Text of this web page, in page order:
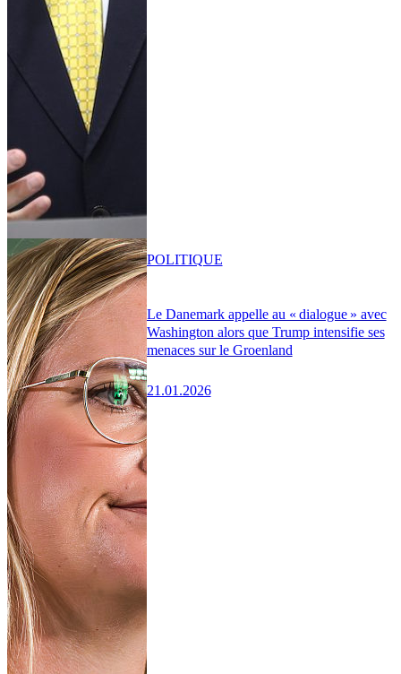
Le Danemark appelle au « dialogue » avec
Washington alors que Trump intensifie ses
menaces sur le Groenland
21.01.2026
POLITIQUE